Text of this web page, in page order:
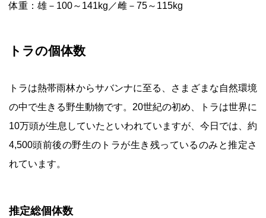
体重：雄－100～141kg／雌－75～115kg
トラの個体数
トラは熱帯雨林からサバンナに至る、さまざまな自然環境
の中で生きる野生動物です。20世紀の初め、トラは世界に
10万頭が生息していたといわれていますが、今日では、約
4,500頭前後の野生のトラが生き残っているのみと推定さ
れています。
推定総個体数